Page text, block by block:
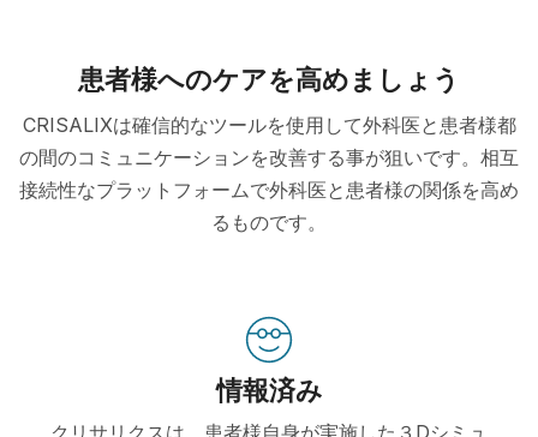
患者様へのケアを高めましょう
CRISALIXは確信的なツールを使用して外科医と患者様都
の間のコミュニケーションを改善する事が狙いです。相互
接続性なプラットフォームで外科医と患者様の関係を高め
るものです。
情報済み
クリサリクスは、患者様自身が実施した３Dシミュ